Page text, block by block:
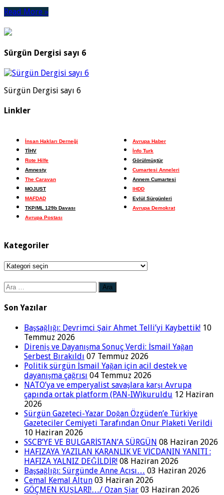
Read More »
Sürgün Dergisi sayı 6
Sürgün Dergisi sayı 6
Linkler
İnsan Hakları Derneği
TİHV
Rote Hilfe
Amnesty
The Caravan
MOJUST
MAFDAD
TKP/ML 129b Davası
Avrupa Postası
Avrupa Haber
İnfo Turk
Görülmüştür
Cumartesi Anneleri
Annem Cumartesi
IHDD
Eylül Sürgünleri
Avrupa Demokrat
Kategoriler
Kategoriler
Arama:
Son Yazılar
Başsağlığı: Devrimci Şair Ahmet Telli’yi Kaybettik! 10
Temmuz 2026
Direniş ve Dayanışma Sonuç Verdi: İsmail Yağan
Serbest Bırakıldı 07 Temmuz 2026
Politik sürgün İsmail Yağan için acil destek ve
dayanışma çağrısı 04 Temmuz 2026
NATO’ya ve emperyalist savaşlara karşı Avrupa
çapında ortak platform (PAN-IW)kuruldu 12 Haziran
2026
Sürgün Gazeteci-Yazar Doğan Özgüden’e Türkiye
Gazeteciler Cemiyeti Tarafından Onur Plaketi Verildi
10 Haziran 2026
SSCB’YE VE BULGARİSTAN’A SÜRGÜN 08 Haziran 2026
HAFIZAYA YAZILAN KARANLIK VE VİCDANIN YANITI :
HAFIZA YALNIZ DEĞİLDİR! 08 Haziran 2026
Başsağlığı: Sürgünde Anne Acısı… 03 Haziran 2026
Cemal Kemal Altun 03 Haziran 2026
GÖÇMEN KUŞLARI!…/ Ozan Şiar 03 Haziran 2026